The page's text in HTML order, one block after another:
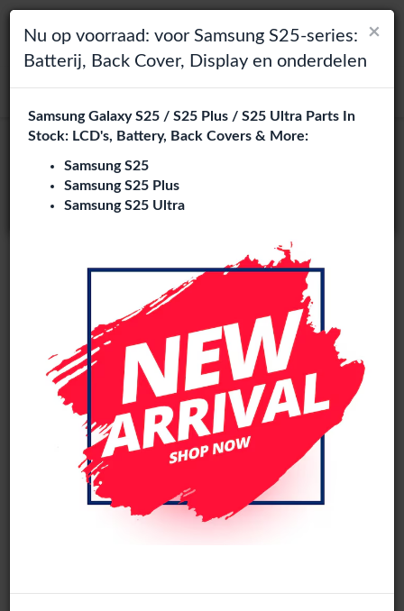
×
Kies je taal
Het lijkt erop dat je inVerenigde Statenbent.
Bezoeken.phone-city.nl
Blijf op deze site
Toggle navigation
zoeken
Login
LCD Scherm 13.3" WideScherm
×
Nu op voorraad: voor Samsung S25-series:
Batterij, Back Cover, Display en onderdelen
Samsung Galaxy S25 / S25 Plus / S25 Ultra Parts In
Stock: LCD's, Battery, Back Covers & More:
Samsung S25
Samsung S25 Plus
Samsung S25 Ultra